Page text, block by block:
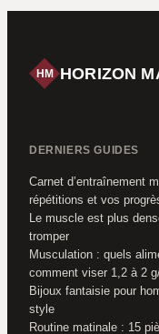
HM HORIZON
DERNIERS GUIDES
Carnet d’entraînement
répétitions et vos
Le muscle est plus
tromper
Musculation : quels
comment viser 1,2 à 2
Bijoux fantaisie pour
style
Routine matinale : 15